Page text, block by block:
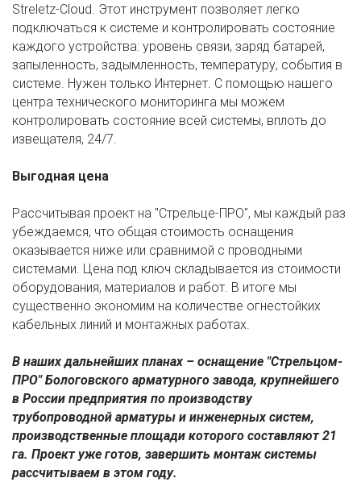
Streletz-Cloud. Этот инструмент позволяет легко
подключаться к системе и контролировать состояние
каждого устройства: уровень связи, заряд батарей,
запыленность, задымленность, температуру, события в
системе. Нужен только Интернет. С помощью нашего
центра технического мониторинга мы можем
контролировать состояние всей системы, вплоть до
извещателя, 24/7.
Выгодная цена
Рассчитывая проект на "Стрельце-ПРО", мы каждый раз
убеждаемся, что общая стоимость оснащения
оказывается ниже или сравнимой с проводными
системами. Цена под ключ складывается из стоимости
оборудования, материалов и работ. В итоге мы
существенно экономим на количестве огнестойких
кабельных линий и монтажных работах.
В наших дальнейших планах – оснащение "Стрельцом-
ПРО" Бологовского арматурного завода, крупнейшего
в России предприятия по производству
трубопроводной арматуры и инженерных систем,
производственные площади которого составляют 21
га. Проект уже готов, завершить монтаж системы
рассчитываем в этом году.